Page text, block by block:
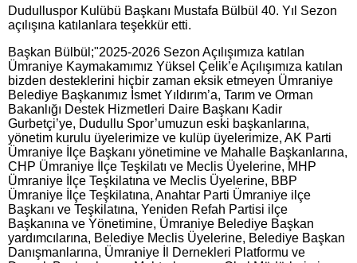
Dudulluspor Kulübü Başkanı Mustafa Bülbül 40. Yıl Sezon
açılışına katılanlara teşekkür etti.
Başkan Bülbül;"2025-2026 Sezon Açılışımıza katılan
Ümraniye Kaymakamımız Yüksel Çelik’e Açılışımıza katılan
bizden desteklerini hiçbir zaman eksik etmeyen Ümraniye
Belediye Başkanımız İsmet Yıldırım’a, Tarım ve Orman
Bakanlığı Destek Hizmetleri Daire Başkanı Kadir
Gurbetçi’ye, Dudullu Spor’umuzun eski başkanlarına,
yönetim kurulu üyelerimize ve kulüp üyelerimize, AK Parti
Ümraniye İlçe Başkanı yönetimine ve Mahalle Başkanlarına,
CHP Ümraniye İlçe Teşkilatı ve Meclis Üyelerine, MHP
Ümraniye İlçe Teşkilatına ve Meclis Üyelerine, BBP
Ümraniye İlçe Teşkilatına, Anahtar Parti Ümraniye ilçe
Başkanı ve Teşkilatına, Yeniden Refah Partisi ilçe
Başkanına ve Yönetimine, Ümraniye Belediye Başkan
yardımcılarına, Belediye Meclis Üyelerine, Belediye Başkan
Danışmanlarına, Ümraniye İl Dernekleri Platformu ve